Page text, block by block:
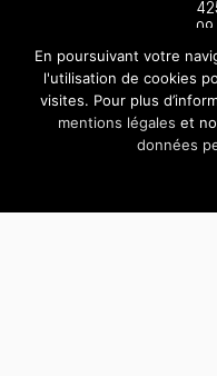
En poursuivant votre
l'utilisation de cookies
visites. Pour plus
mentions légales et
données